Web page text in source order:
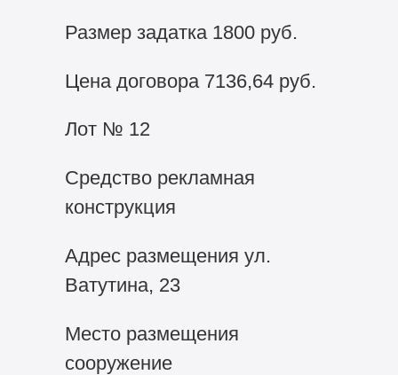
Размер задатка 1800 руб.
Цена договора 7136,64 руб.
Лот № 12
Средство рекламная
конструкция
Адрес размещения ул.
Ватутина, 23
Место размещения
сооружение